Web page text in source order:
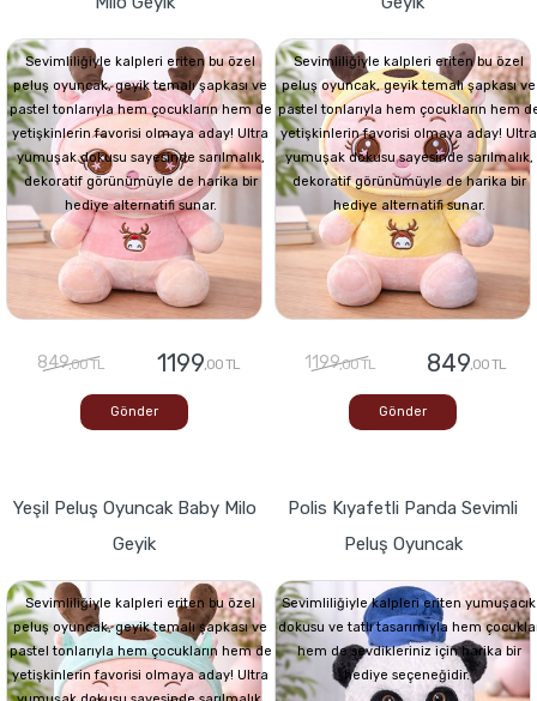
Sevimliliğiyle kalpleri eriten bu özel
peluş oyuncak, geyik temalı şapkası ve
pastel tonlarıyla hem çocukların hem de
yetişkinlerin favorisi olmaya aday! Ultra
yumuşak dokusu sayesinde sarılmalık,
dekoratif görünümüyle de harika bir
hediye alternatifi sunar.
849,00 TL 1199,00 TL
Gönder
Sevimliliğiyle kalpleri eriten bu özel
peluş oyuncak, geyik temalı şapkası ve
pastel tonlarıyla hem çocukların hem
yetişkinlerin favorisi olmaya aday! Ultra
yumuşak dokusu sayesinde sarılmalık,
dekoratif görünümüyle de harika bir
hediye alternatifi sunar.
1199,00 TL 849,00 TL
Gönder
Yeşil Peluş Oyuncak Baby Milo
Geyik
Sevimliliğiyle kalpleri eriten bu özel
peluş oyuncak, geyik temalı şapkası ve
pastel tonlarıyla hem çocukların hem de
yetişkinlerin favorisi olmaya aday! Ultra
Polis Kıyafetli Panda Sevimli
Peluş Oyuncak
Sevimliliğiyle kalpleri eriten yumuşacık
dokusu ve tatlı tasarımıyla hem
hem de sevdikleriniz için harika bir
hediye seçeneğidir.